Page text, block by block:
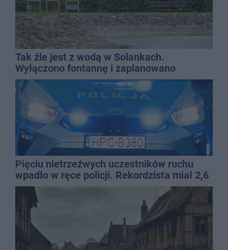
Tak źle jest z wodą w Solankach.
Wyłączono fontannę i zaplanowano
dolewkę
Pięciu nietrzeźwych uczestników ruchu
wpadło w ręce policji. Rekordzista miał 2,6
promila